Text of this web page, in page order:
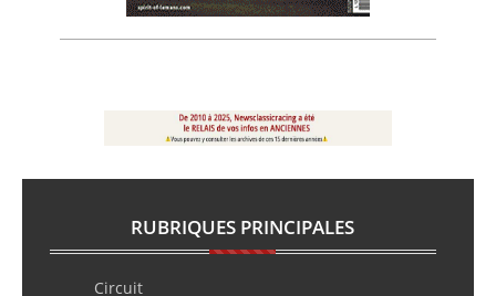
RUBRIQUES PRINCIPALES
Circuit